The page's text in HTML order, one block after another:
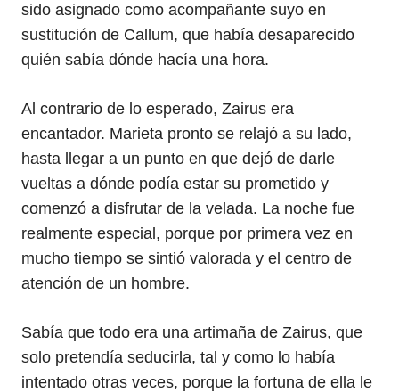
sido asignado como acompañante suyo en
sustitución de Callum, que había desaparecido
quién sabía dónde hacía una hora.
Al contrario de lo esperado, Zairus era
encantador. Marieta pronto se relajó a su lado,
hasta llegar a un punto en que dejó de darle
vueltas a dónde podía estar su prometido y
comenzó a disfrutar de la velada. La noche fue
realmente especial, porque por primera vez en
mucho tiempo se sintió valorada y el centro de
atención de un hombre.
Sabía que todo era una artimaña de Zairus, que
solo pretendía seducirla, tal y como lo había
intentado otras veces, porque la fortuna de ella le